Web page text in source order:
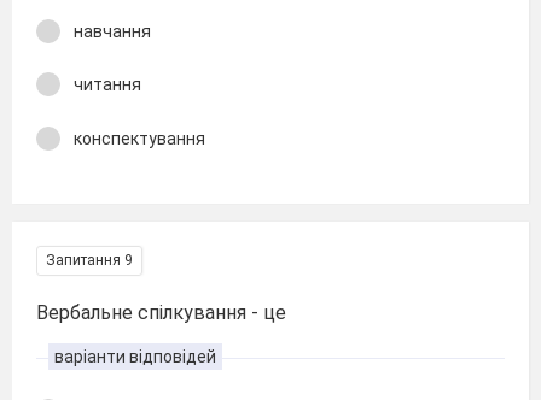
навчання
читання
конспектування
Запитання 9
Вербальне спілкування - це
варіанти відповідей